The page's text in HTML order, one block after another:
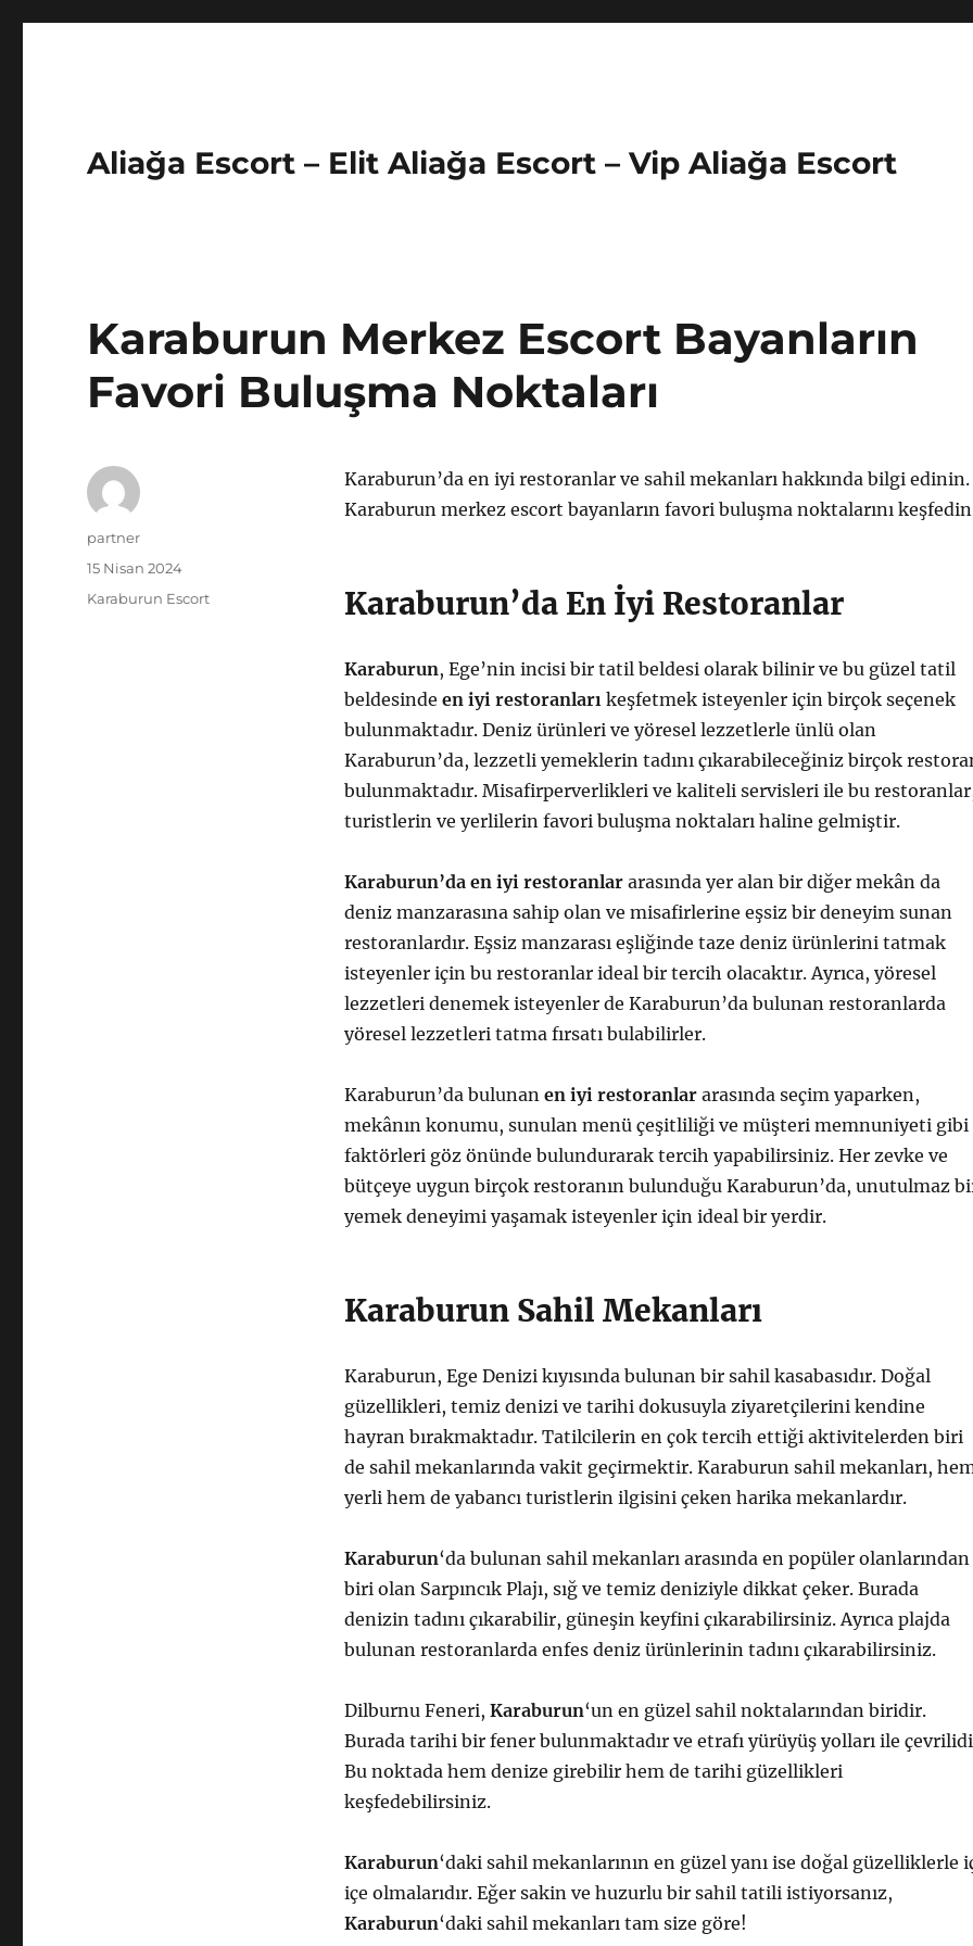
Aliağa Escort – Elit Aliağa Escort – Vip Aliağa Escort
Karaburun Merkez Escort Bayanların
Favori Buluşma Noktaları
Karaburun’da en iyi restoranlar ve sahil mekanları hakkında bilgi edinin.
Karaburun merkez escort bayanların favori buluşma noktalarını
Karaburun’da En İyi Restoranlar
Karaburun, Ege’nin incisi bir tatil beldesi olarak bilinir ve bu güzel tatil
beldesinde en iyi restoranlarıkeşfetmek isteyenler için birçok seçenek
bulunmaktadır. Deniz ürünleri ve yöresel lezzetlerle ünlü olan
Karaburun’da, lezzetli yemeklerin tadını çıkarabileceğiniz birçok
bulunmaktadır. Misafirperverlikleri ve kaliteli servisleri ile bu
turistlerin ve yerlilerin favori buluşma noktaları haline gelmiştir.
Karaburun’da en iyi restoranlararasında yer alan bir diğer mekân da
deniz manzarasına sahip olan ve misafirlerine eşsiz bir deneyim sunan
restoranlardır. Eşsiz manzarası eşliğinde taze deniz ürünlerini tatmak
isteyenler için bu restoranlar ideal bir tercih olacaktır. Ayrıca, yöresel
lezzetleri denemek isteyenler de Karaburun’da bulunan restoranlarda
yöresel lezzetleri tatma fırsatı bulabilirler.
Karaburun’da bulunan en iyi restoranlararasında seçim yaparken,
mekânın konumu, sunulan menü çeşitliliği ve müşteri memnuniyeti gibi
faktörleri göz önünde bulundurarak tercih yapabilirsiniz. Her zevke ve
bütçeye uygun birçok restoranın bulunduğu Karaburun’da, unutulmaz
yemek deneyimi yaşamak isteyenler için ideal bir yerdir.
Karaburun Sahil Mekanları
Karaburun, Ege Denizi kıyısında bulunan bir sahil kasabasıdır. Doğal
güzellikleri, temiz denizi ve tarihi dokusuyla ziyaretçilerini kendine
hayran bırakmaktadır. Tatilcilerin en çok tercih ettiği aktivitelerden biri
de sahil mekanlarında vakit geçirmektir. Karaburun sahil mekanları,
yerli hem de yabancı turistlerin ilgisini çeken harika mekanlardır.
Karaburun‘da bulunan sahil mekanları arasında en popüler olanlarından
biri olan Sarpıncık Plajı, sığ ve temiz deniziyle dikkat çeker. Burada
denizin tadını çıkarabilir, güneşin keyfini çıkarabilirsiniz. Ayrıca plajda
bulunan restoranlarda enfes deniz ürünlerinin tadını çıkarabilirsiniz.
Dilburnu Feneri, Karaburun‘un en güzel sahil noktalarından biridir.
Burada tarihi bir fener bulunmaktadır ve etrafı yürüyüş yolları ile
Bu noktada hem denize girebilir hem de tarihi güzellikleri
keşfedebilirsiniz.
Karaburun‘daki sahil mekanlarının en güzel yanı ise doğal güzelliklerle
içe olmalarıdır. Eğer sakin ve huzurlu bir sahil tatili istiyorsanız,
Karaburun‘daki sahil mekanları tam size göre!
Yazar
partner
Yayın
tarihi
15 Nisan 2024
Kategoriler
Karaburun Escort